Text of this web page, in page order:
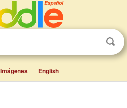
Imágenes English